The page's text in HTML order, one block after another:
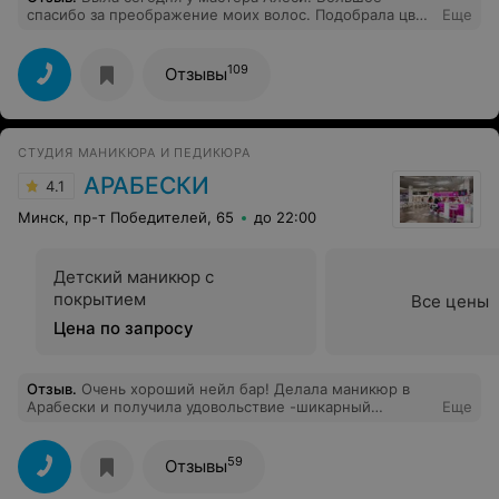
спасибо за преображение моих волос. Подобрала цвет
Рекомендую
Еще
Отзывы109
СТУДИЯ МАНИКЮРА И ПЕДИКЮРА
4.1 АРАБЕСКИ
Минск, пр-т Победителей, 65 до 22:00
Детский маникюр с
покрытием
Цена по запросу
Все цены
Отзыв. Очень хороший нейл бар! Делала маникюр в
Арабески и получила удовольствие -шикарный
Очень советую.
Еще
Отзывы59